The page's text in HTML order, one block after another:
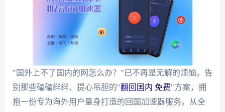
"国外上不了国内的网怎么办？"已不再是无解的烦恼。告
别那些磕磕绊绊、提心吊胆的"翻回国内 免费"方案，拥
抱一份专为海外用户量身打造的回国加速器服务。从全